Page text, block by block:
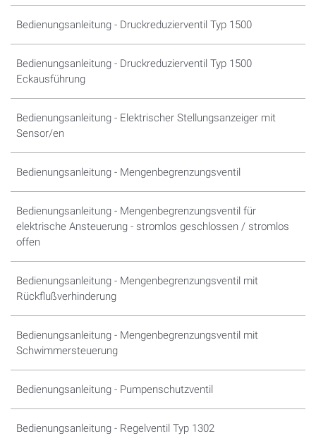
Bedienungsanleitung - Druckreduzierventil Typ 1500
Bedienungsanleitung - Druckreduzierventil Typ 1500
Eckausführung
Bedienungsanleitung - Elektrischer Stellungsanzeiger mit
Sensor/en
Bedienungsanleitung - Mengenbegrenzungsventil
Bedienungsanleitung - Mengenbegrenzungsventil für
elektrische Ansteuerung - stromlos geschlossen / stromlos
offen
Bedienungsanleitung - Mengenbegrenzungsventil mit
Rückflußverhinderung
Bedienungsanleitung - Mengenbegrenzungsventil mit
Schwimmersteuerung
Bedienungsanleitung - Pumpenschutzventil
Bedienungsanleitung - Regelventil Typ 1302